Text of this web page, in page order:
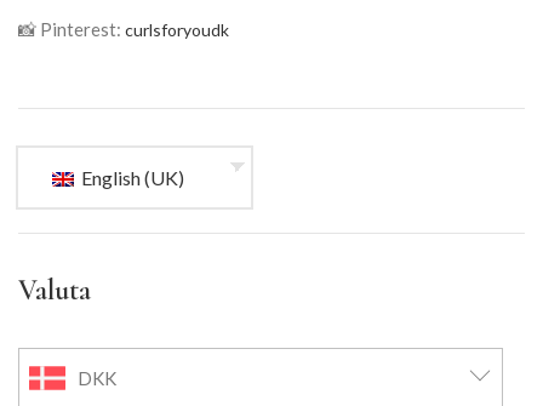
📸 Pinterest: curlsforyoudk
English (UK)
Valuta
DKK